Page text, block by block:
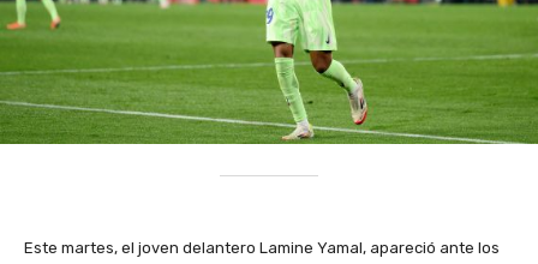
Este martes, el joven delantero Lamine Yamal, apareció ante los